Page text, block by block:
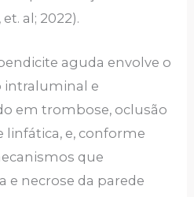
al; 2022).
aguda envolve o
intraluminal e
em trombose, oclusão
linfática, e, conforme
que
e necrose da parede